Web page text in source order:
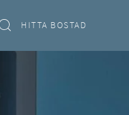
HITTA BOSTAD